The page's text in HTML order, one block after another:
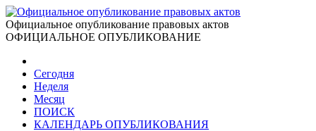
Официальное опубликование правовых актов
ОФИЦИАЛЬНОЕ ОПУБЛИКОВАНИЕ
Сегодня
Неделя
Месяц
ПОИСК
КАЛЕНДАРЬ ОПУБЛИКОВАНИЯ